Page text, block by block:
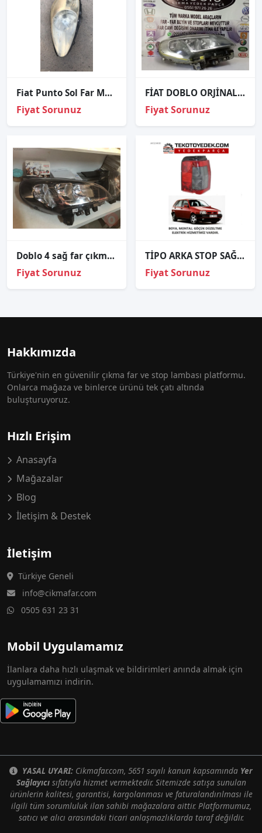
Fiat Punto Sol Far Mor Soket
Fiyat Sorunuz
FİAT DOBLO ORJİNAL ÇIKMA SAĞ FAR
Fiyat Sorunuz
Doblo 4 sağ far çıkma orjinal
Fiyat Sorunuz
TİPO ARKA STOP SAĞ SOL 1992 VE ÜZERİ / KAMPANYA
Fiyat Sorunuz
Hakkımızda
Türkiye'nin en güvenilir çıkma far ve stop lambası platformu.
Onlarca mağaza ve binlerce ürünü tek çatı altında
buluşturuyoruz.
Hızlı Erişim
Anasayfa
Mağazalar
Blog
İletişim & Destek
İletişim
Türkiye Geneli
info@cikmafar.com
0505 631 23 31
Mobil Uygulamamız
İlanlara daha hızlı ulaşmak ve bildirimleri anında almak için
uygulamamızı indirin.
YASAL UYARI: Cikmafar.com, 5651 sayılı kanun kapsamında Yer
Sağlayıcısıfatıyla hizmet vermektedir. Sitemizde satışa sunulan
ürünlerin kalitesi, garantisi, kargolanması ve faturalandırılması ile
ilgili tüm sorumluluk ilan sahibi mağazalara aittir. Platformumuz,
satıcı ve alıcı arasındaki ticari anlaşmazlıklarda taraf değildir.